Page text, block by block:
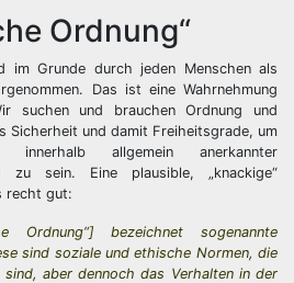
Ordnung“
im Grunde durch jeden Menschen als
Das ist eine Wahrnehmung
suchen und brauchen Ordnung und
Sicherheit und damit Freiheitsgrade, um
allgemein anerkannter
zu sein. Eine plausible, „knackige“
recht gut:
Ordnung“] bezeichnet sogenannte
sind soziale und ethische Normen, die
aber dennoch das Verhalten in der